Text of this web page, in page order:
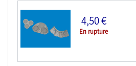
Eduard kit d'amelioration avion brassin Print...
4,50 €
En rupture